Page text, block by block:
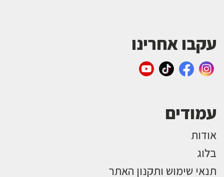
עקבו אחרינו
עמודים
אודות
בלוג
תנאי שימוש ותקנון האתר